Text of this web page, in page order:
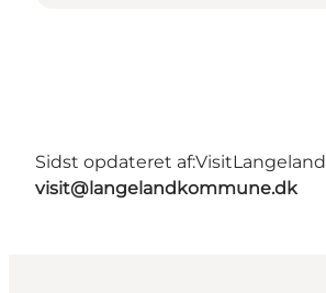
Sidst opdateret af:VisitLangeland
visit@langelandkommune.dk